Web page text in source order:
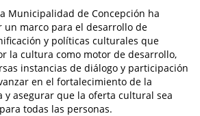
Municipalidad de Concepción ha
un marco para el desarrollo de
y políticas culturales que
la cultura como motor de desarrollo,
instancias de diálogo y participación
en el fortalecimiento de la
y asegurar que la oferta cultural sea
todas las personas.